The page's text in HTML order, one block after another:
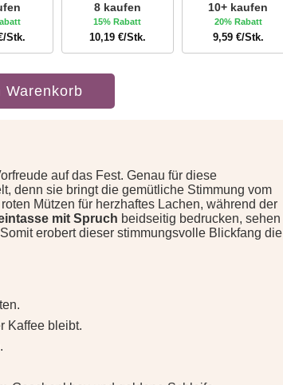
/Stk.
8 kaufen
15% Rabatt
10,19 €/Stk.
10+ kaufen
20% Rabatt
9,59 €/Stk.
Warenkorb
auf das Fest. Genau für diese
denn sie bringt die gemütliche Stimmung vom
Mützen für herzhaftes Lachen, während der
mit Spruch beidseitig bedrucken, sehen
erobert dieser stimmungsvolle Blickfang die
Kaffee bleibt.